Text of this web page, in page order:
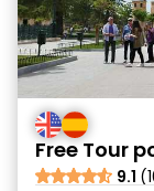
Free Tour
9.1